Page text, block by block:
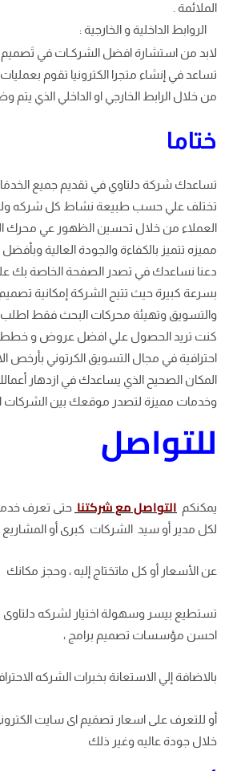
الملائمة .
الروابط الداخلية و الخارجية :
لابد من استشارة افضل الشركـات في تَصميم
تساعد في إنشاء متجرا الكترونيا تقوم
من خلال الرابط الخارجي او الداخلي الذي يتم
ختاما
تساعدك شركة دلتاوي في تقديم جميع
تختلف علي حسب طبيعة نشاط كل شركه
العملاء من خلال تحسين الظهور عي محرك
مميزه تتميز بالكفاءة والجودة العالية
دعنا نساعدك في تصدر الصفحة الخاصة بك
بسرعة كبيرة حيث تتيح الشركة إمكانية
والتسويق وتهيئة محركات البحث فقط
كنت تريد الحصول علي افضل عروض و خطط
احترافية في مجال التسويق الكرتوني بأرخص
المكان الصحيح الذي يساعدك في ازدهار
وخدمات مميزة لتصدر موقعك بين الشركات
للتواصل
يمكنكم التواصل مع شركتنا حتى تعرف
لكل مدير أو سيد الشركات كبرى أو المشاريع
عن الأسعار أو كل ماتحَتاج إليه ، وحجز مكانك
تستطيع بيسر وسهولة اختيار لشركه
احسن مؤسسات تصميم برامج ،
بالاضافة إلي الاستعانة بخبرات الشركه
أو للتعرف على اسعار تصمَيم اى سايت
خلال جودة عاليه وغير ذلك